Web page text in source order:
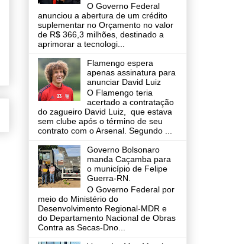
O Governo Federal
anunciou a abertura de um crédito
suplementar no Orçamento no valor
de R$ 366,3 milhões, destinado a
aprimorar a tecnologi...
Flamengo espera
apenas assinatura para
anunciar David Luiz
O Flamengo teria
acertado a contratação
do zagueiro David Luiz, que estava
sem clube após o término de seu
contrato com o Arsenal. Segundo ...
Governo Bolsonaro
manda Caçamba para
o município de Felipe
Guerra-RN.
O Governo Federal por
meio do Ministério do
Desenvolvimento Regional-MDR e
do Departamento Nacional de Obras
Contra as Secas-Dno...